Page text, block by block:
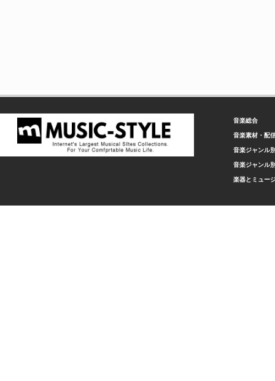
音楽総合
音楽素材・配
音楽ジャンル
音楽ジャンル
楽器とミュー